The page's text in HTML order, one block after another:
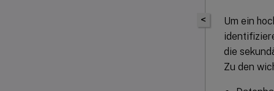
<
Um ein
die
Zu den